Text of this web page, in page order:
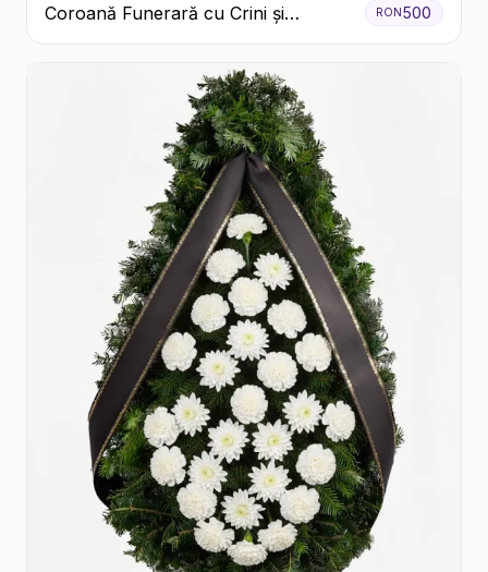
Coroană Funerară cu Crini și
Garoafe Albe
RON 500